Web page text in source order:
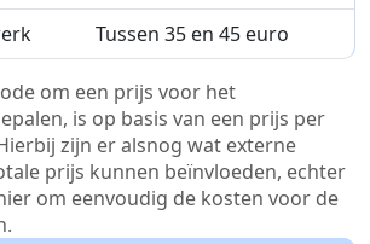
Tussen 35 en 45 euro
om een prijs voor het
is op basis van een prijs per
zijn er alsnog wat externe
prijs kunnen beïnvloeden, echter
om eenvoudig de kosten voor de